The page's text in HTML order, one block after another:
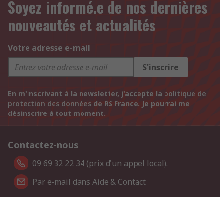
Soyez informé.e de nos dernières
nouveautés et actualités
Votre adresse e-mail
S'inscrire
En m'inscrivant à la newsletter, j'accepte la politique de
protection des données de RS France. Je pourrai me
désinscrire à tout moment.
Contactez-nous
09 69 32 22 34 (prix d'un appel local).
Par e-mail dans Aide & Contact